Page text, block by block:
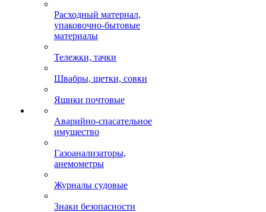
Расходный материал,
упаковочно-бытовые
материалы
Тележки, тачки
Швабры, щетки, совки
Ящики почтовые
Аварийно-спасательное
имущество
Газоанализаторы,
анемометры
Журналы судовые
Знаки безопасности